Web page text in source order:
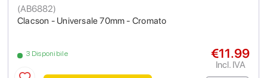
Clacson - Universale 70mm - Cromato
(AB6882)
3 Disponibile €11.99
Incl. IVA